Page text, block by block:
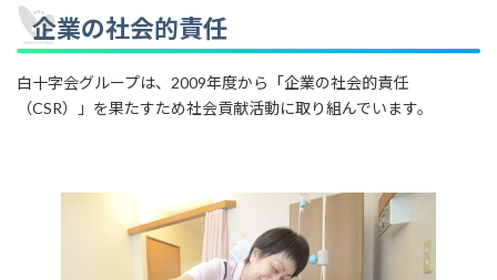
企業の社会的責任
白十字会グループは、2009年度から「企業の社会的責任
（CSR）」を果たすため社会貢献活動に取り組んでいます。